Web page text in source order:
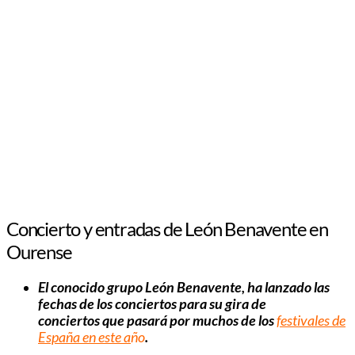
Concierto y entradas de León Benavente en
Ourense
El conocido grupo León Benavente, ha lanzado las
fechas de los conciertos para su gira de
conciertos que pasará por muchos de losfestivales de
España en este año.